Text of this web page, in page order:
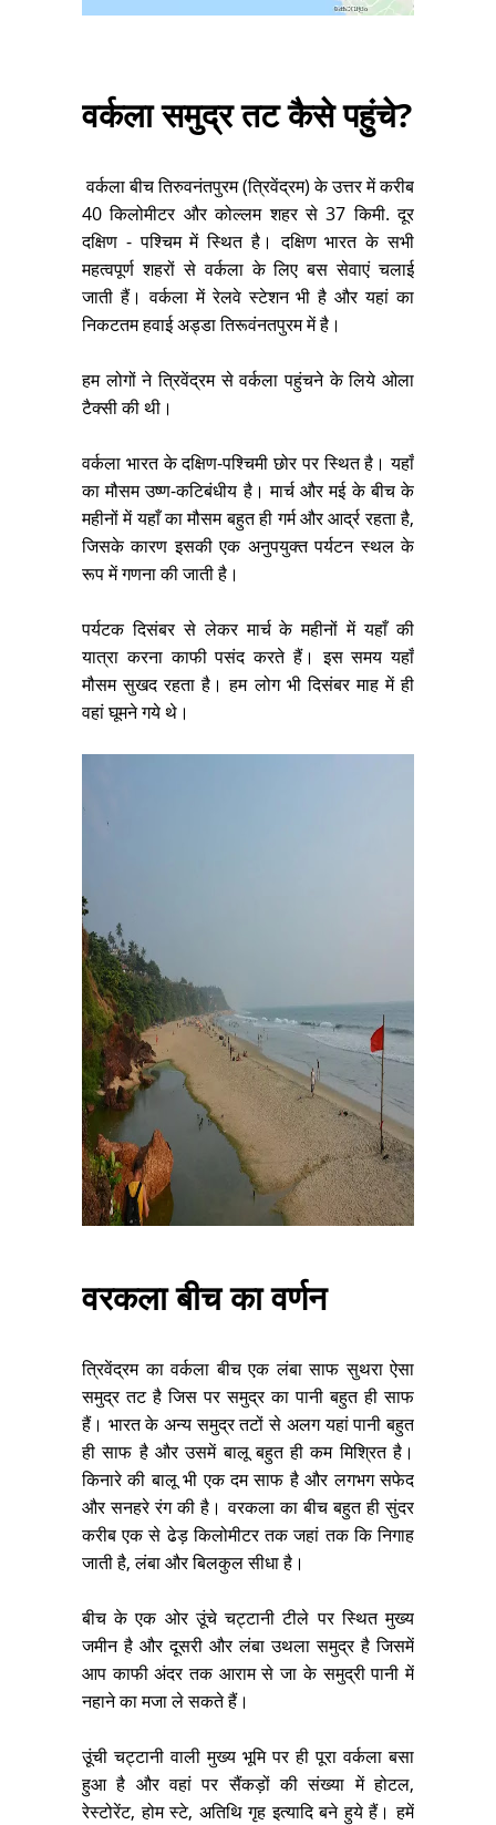
वर्कला समुद्र तट कैसे पहुंचे?
वर्कला बीचतिरुवनंतपुरम(त्रिवेंद्रम)के उत्तर में करीब
40 किलोमीटर और कोल्‍लम शहर से 37 किमी. दूर
दक्षिण - पश्चिम में स्थित है। दक्षिण भारत के सभी
महत्‍वपूर्ण शहरों से वर्कला के लिए बस सेवाएं चलाई
जाती हैं। वर्कला में रेलवे स्‍टेशन भी है और यहां का
निकटतम हवाई अड्डा तिरूवंनतपुरम में है।
हम लोगों ने त्रिवेंद्रम से वर्कला पहुंचने के लिये ओला
टैक्सी की थी।
वर्कला भारत के दक्षिण-पश्चिमी छोर पर स्थित है। यहाँ
का मौसम उष्ण-कटिबंधीय है। मार्च और मई के बीच के
महीनों में यहाँ का मौसम बहुत ही गर्म और आर्द्र रहता है,
जिसके कारण इसकी एक अनुपयुक्त पर्यटन स्थल के
रूप में गणना की जाती है।
पर्यटक दिसंबर से लेकर मार्च के महीनों में यहाँ की
यात्रा करना काफी पसंद करते हैं। इस समय यहाँ
मौसम सुखद रहता है। हम लोग भी दिसंबर माह में ही
वहां घूमने गये थे।
वरकला बीच का वर्णन
त्रिवेंद्रम का वर्कला बीच एक लंबा साफ सुथरा ऐसा
समुद्र तट है जिस पर समुद्र का पानी बहुत ही साफ
हैं। भारत के अन्य समुद्र तटों से अलग यहां पानी बहुत
ही साफ है और उसमें बालू बहुत ही कम मिश्रित है।
किनारे की बालू भी एक दम साफ है और लगभग सफेद
और सनहरे रंग की है। वरकला का बीच बहुत ही सुंदर
करीब एक से ढेड़ किलोमीटर तक जहां तक कि निगाह
जाती है, लंबा और बिलकुल सीधा है।
बीच के एक ओर उूंचे चट्टानी टीले पर स्थित मुख्य
जमीन है और दूसरी और लंबा उथला समुद्र है जिसमें
आप काफी अंदर तक आराम से जा के समुद्री पानी में
नहाने का मजा ले सकते हैं।
उूंची चट्टानी वाली मुख्य भूमि पर ही पूरा वर्कला बसा
हुआ है और वहां पर सैंकड़ों की संख्या में होटल,
रेस्टोरेंट, होम स्टे, अतिथि गृह इत्यादि बने हुये हैं। हमें